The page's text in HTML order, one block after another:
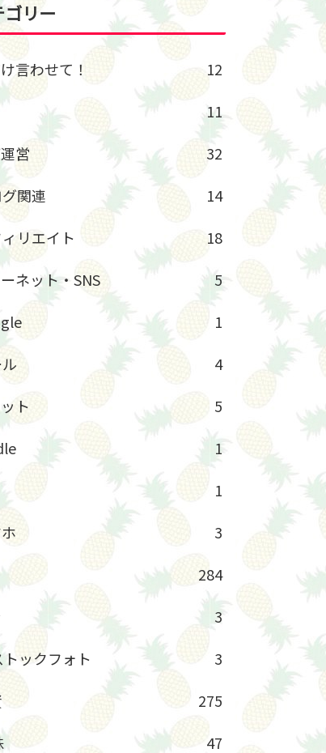
リー
言わせて！
12
11
営
32
関連
14
リエイト
18
ネット・SNS
5
1
4
ト
5
1
1
3
284
3
トックフォト
3
275
47